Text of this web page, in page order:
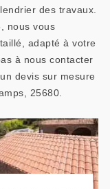
des travaux.
nous vous
adapté à votre
à nous contacter
devis sur mesure
25680.